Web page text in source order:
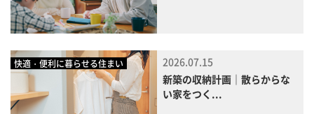
快適・便利に暮らせる住まい
2026.07.15
新築の収納計画｜散らからな
い家をつく...